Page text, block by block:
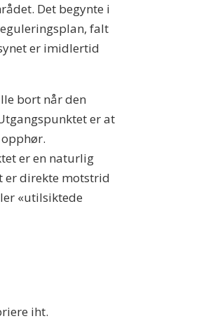
Det begynte i
falt
er imidlertid
bort når den
er at
er en naturlig
er direkte motstrid
«utilsiktede
iht.